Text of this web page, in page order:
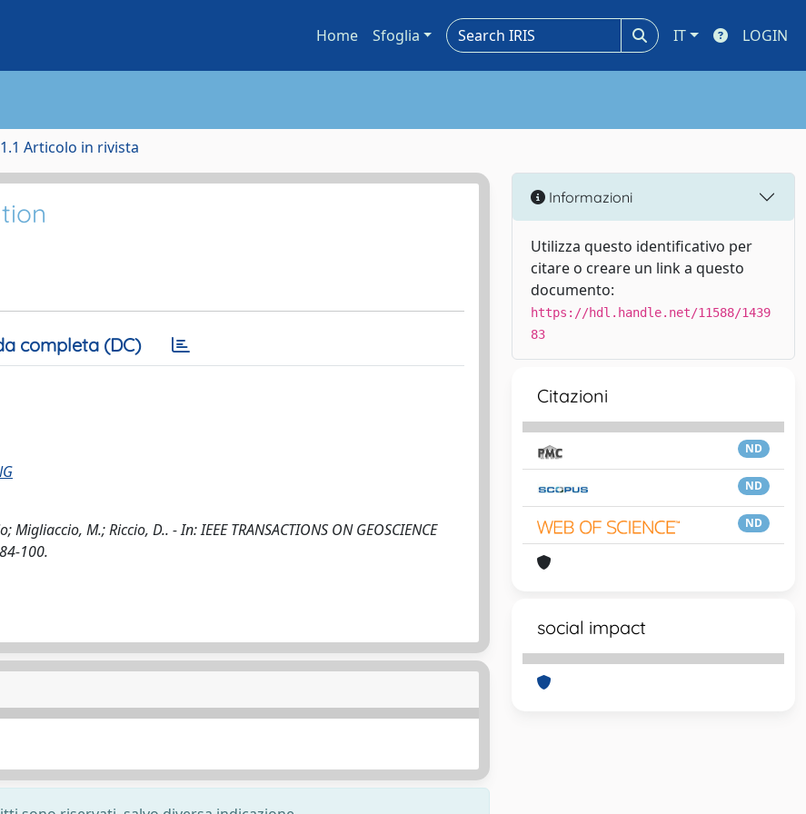
Home Sfoglia IT LOGIN
1.1 Articolo in rivista
completa (DC)
M.; Riccio, D.. - In: IEEE TRANSACTIONS ON GEOSCIENCE
100.
Informazioni
Utilizza questo identificativo per
citare o creare un link a questo
documento:
https://hdl.handle.net/11588/1439
83
Citazioni
ND
ND
ND
social impact